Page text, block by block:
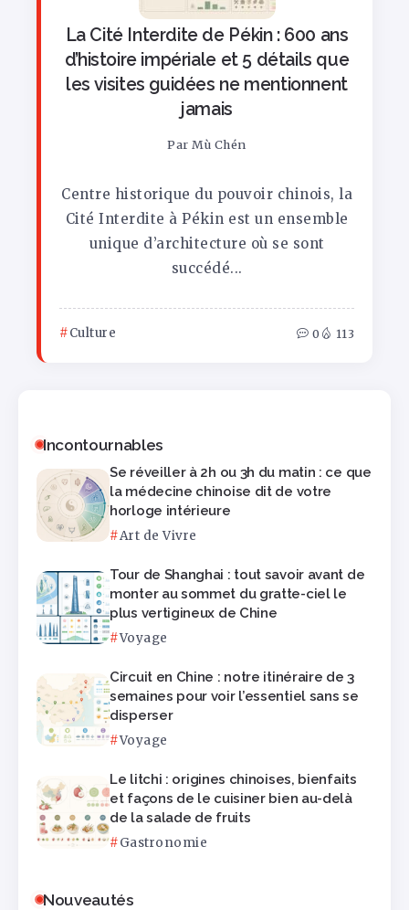
La Cité Interdite de Pékin : 600 ans
d’histoire impériale et 5 détails que
les visites guidées ne mentionnent
jamais
Par Mù Chén
Centre historique du pouvoir chinois, la
Cité Interdite à Pékin est un ensemble
unique d’architecture où se sont
succédé...
Culture 0 113
Incontournables
Se réveiller à 2h ou 3h du matin : ce que
la médecine chinoise dit de votre
horloge intérieure
Art de Vivre
Tour de Shanghai : tout savoir avant de
monter au sommet du gratte-ciel le
plus vertigineux de Chine
Voyage
Circuit en Chine : notre itinéraire de 3
semaines pour voir l’essentiel sans se
disperser
Voyage
Le litchi : origines chinoises, bienfaits
et façons de le cuisiner bien au-delà
de la salade de fruits
Gastronomie
Nouveautés